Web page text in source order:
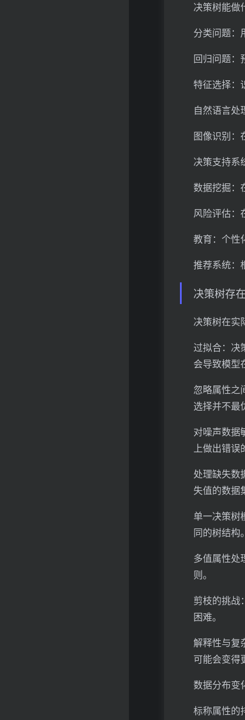
决策树能做
分类问题：
回归问题：
特征选择：
自然语言处
图像识别：
决策支持系
数据挖掘：
风险评估：
教育：个性
推荐系统：
决策树存
决策树在实
过拟合：决
会导致模型
忽略属性之
选择并不最
对噪声数据
上做出错误
处理缺失数
失值的数据
单一决策树
同的树结构。
多值属性处
则。
剪枝的挑战
困难。
解释性与复
可能会变得
数据分布变
标称属性的